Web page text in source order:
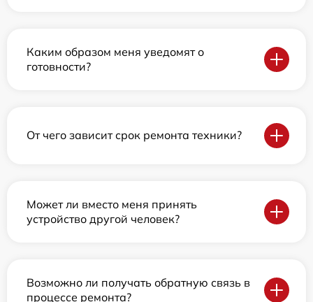
Каким образом меня уведомят о
готовности?
От чего зависит срок ремонта техники?
Может ли вместо меня принять
устройство другой человек?
Возможно ли получать обратную связь в
процессе ремонта?